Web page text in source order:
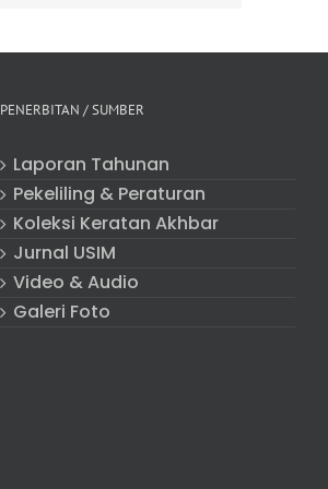
PENERBITAN / SUMBER
Laporan Tahunan
Pekeliling & Peraturan
Koleksi Keratan Akhbar
Jurnal USIM
Video & Audio
Galeri Foto